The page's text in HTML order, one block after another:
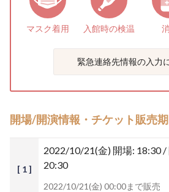
マスク着用 入館時の検温
緊急連絡先情報の入力
開場/開演情報・チケット販売
[ 1 ]
2022/10/21(金) 開場: 18:30
20:30
2022/10/21(金) 00:00まで販売